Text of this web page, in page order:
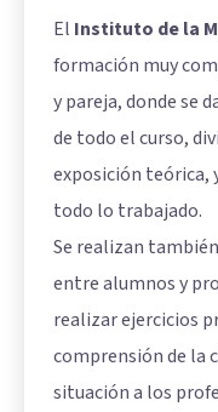
El Instituto de la
formación muy
y pareja, donde se
de todo el curso,
exposición teórica,
todo lo trabajado.
Se realizan
entre alumnos y
realizar ejercicios
comprensión de la
situación a los